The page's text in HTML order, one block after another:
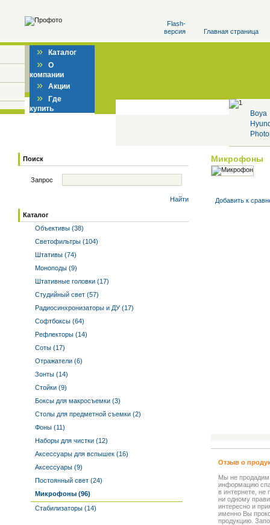
Flash-
версия
Главная страница
» Каталог
» О
компании
» Акции
» Где
купить
Boya
Поиск
Запрос
Найти
Каталог
Объективы (38)
Светофильтры (104)
Штативы (74)
Моноподы (9)
Штативные головки (17)
Студийный свет (57)
Радиосинхронизаторы и ДУ (17)
Софтбоксы (64)
Рефлекторы (14)
Соты (17)
Отражатели (6)
Зонты (14)
Стойки (9)
Боксы для макросъемки (3)
Столы для предметной съемки (2)
Фоны (11)
Наборы для чистки (12)
Аксессуары для вспышек (16)
Аксессуары (9)
Постоянный свет (24)
Микрофоны (96)
Стабилизаторы (14)
Микрофоны
Добавить к
Отзыв о
Мы не
информацию
в интернете, не
ни одному
интересно и
именно Вы
продукцию.